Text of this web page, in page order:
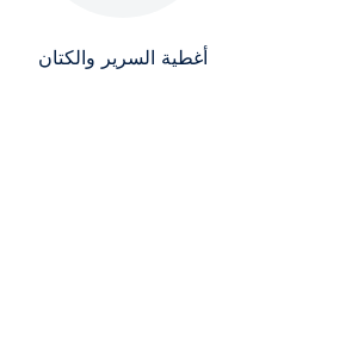
أغطية السرير والكتان